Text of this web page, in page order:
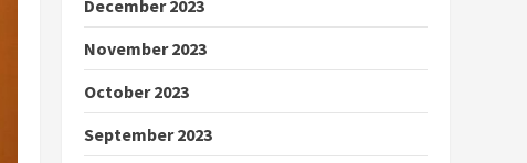
December 2023
November 2023
October 2023
September 2023